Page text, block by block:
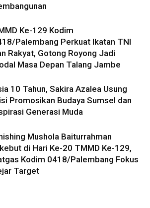
Ke-129 Kodim
Palembang Perkuat Ikatan TNI
Rakyat, Gotong Royong Jadi
Masa Depan Talang Jambe
10 Tahun, Sakira Azalea Usung
Promosikan Budaya Sumsel dan
Generasi Muda
Mushola Baiturrahman
di Hari Ke-20 TMMD Ke-129,
Kodim 0418/Palembang Fokus
Target